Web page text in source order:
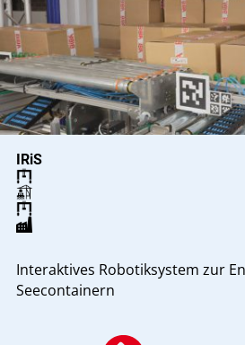
IRiS
Interaktives Robotiksystem zur
Seecontainern